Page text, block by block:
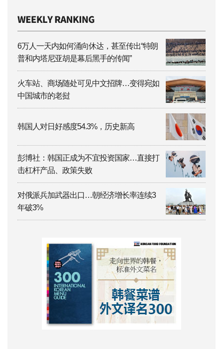
6万人一天内如何涌向休达，甚至传出“特朗
普和内塔尼亚胡是幕后黑手的传闻”
火车站、商场随处可见中文招牌…变得宛如
中国城市的老挝
韩国人对日好感度54.3%，历史新高
彭博社：韩国正成为不宜投资国家…直接打
击杠杆产品、政策失败
对俄派兵加武器出口…朝经济增长率连续3
年破3%